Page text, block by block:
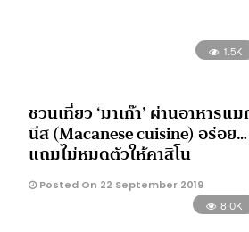
1.5K
ชวนเที่ยว ‘มาเก๊า’ ผ่านอาหารแ
นีส (Macanese cuisine) อร่อย…
แถมไม่หมดตัวให้คาสิโน
Posted On 22 September 2019
8.0K